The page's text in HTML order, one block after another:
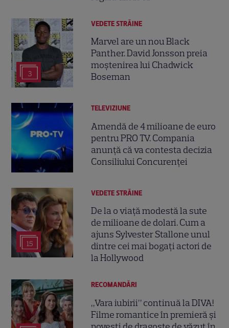
3
VEDETE STRĂINE
Marvel are un nou Black
Panther. David Jonsson preia
moștenirea lui Chadwick
Boseman
TELEVIZIUNE
Amendă de 4 milioane de euro
pentru PRO TV. Compania
anunță că va contesta decizia
Consiliului Concurenței
15
VEDETE STRĂINE
De la o viață modestă la sute
de milioane de dolari. Cum a
ajuns Sylvester Stallone unul
dintre cei mai bogați actori de
la Hollywood
RECOMANDĂRI
„Vara iubirii” continuă la DIVA!
Filme romantice în premieră și